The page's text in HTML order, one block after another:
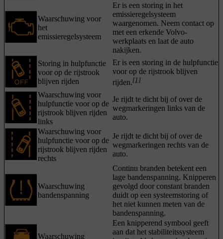
Waarschuwing voor
het
emissieregelsysteem
Er is een storing in het
emissieregelsysteem
waargenomen. Neem contact op
met een erkende Volvo-
werkplaats en laat de auto
nakijken.
Storing in hulpfunctie
voor op de rijstrook
blijven rijden
Er is een storing in de hulpfunctie
voor op de rijstrook blijven
rijden.[1]
Waarschuwing voor
hulpfunctie voor op de
rijstrook blijven rijden
links
Je rijdt te dicht bij of over de
wegmarkeringen links van de
auto.
Waarschuwing voor
hulpfunctie voor op de
rijstrook blijven rijden
rechts
Je rijdt te dicht bij of over de
wegmarkeringen rechts van de
auto.
Waarschuwing
bandenspanning
Continu branden betekent een
lage bandenspanning. Knipperen
gevolgd door constant branden
duidt op een systeemstoring of
het niet kunnen meten van de
bandenspanning.
Waarschuwing
Een knipperend symbool geeft
aan dat het stabiliteitssysteem